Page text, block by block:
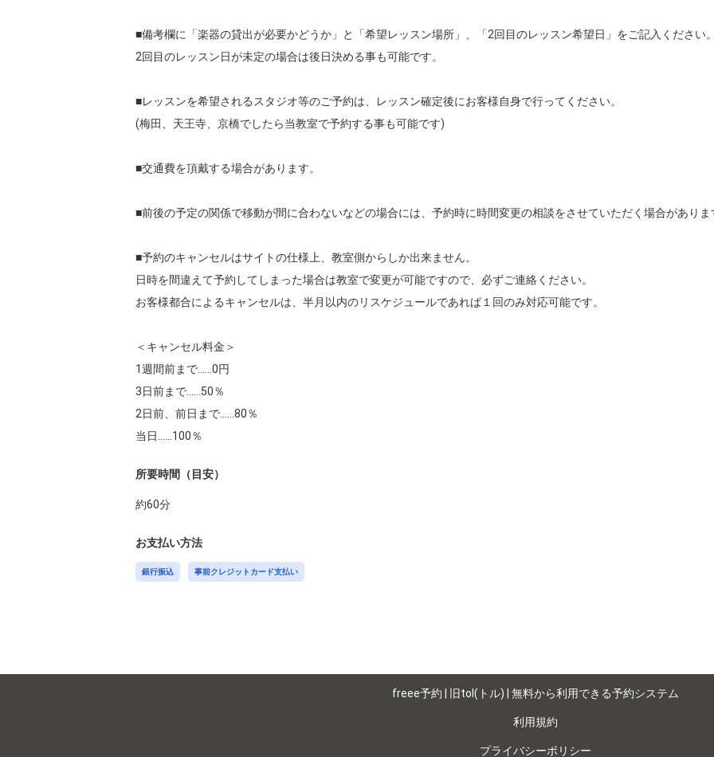
■備考欄に「楽器の貸出が必要かどうか」と「希望レッスン場所」、「2回目のレッスン希望日」をご記入ください
2回目のレッスン日が未定の場合は後日決める事も可能です。
■レッスンを希望されるスタジオ等のご予約は、レッスン確定後にお客様自身で行ってください。
(梅田、天王寺、京橋でしたら当教室で予約する事も可能です)
■交通費を頂戴する場合があります。
■前後の予定の関係で移動が間に合わないなどの場合には、予約時に時間変更の相談をさせていただく場合がありま
■予約のキャンセルはサイトの仕様上、教室側からしか出来ません。
日時を間違えて予約してしまった場合は教室で変更が可能ですので、必ずご連絡ください。
お客様都合によるキャンセルは、半月以内のリスケジュールであれば１回のみ対応可能です。
＜キャンセル料金＞
1週間前まで……0円
3日前まで……50％
2日前、前日まで……80％
当日……100％
所要時間（目安）
約60分
お支払い方法
銀行振込 事前クレジットカード支払い
freee予約 | 旧tol(トル) | 無料から利用できる予約システム
利用規約
プライバシーポリシー